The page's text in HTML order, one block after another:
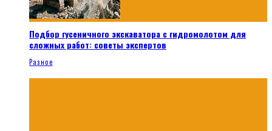
Подбор гусеничного экскаватора с гидромолотом для
сложных работ: советы экспертов
Разное